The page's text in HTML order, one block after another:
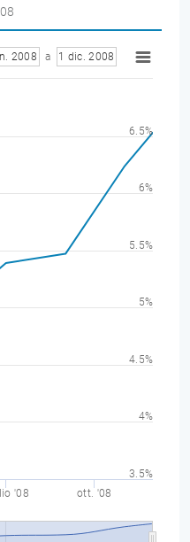
2008 a 1 dic. 2008
'08 ott. '08
3.5%
4%
4.5%
5%
5.5%
6%
6.5%